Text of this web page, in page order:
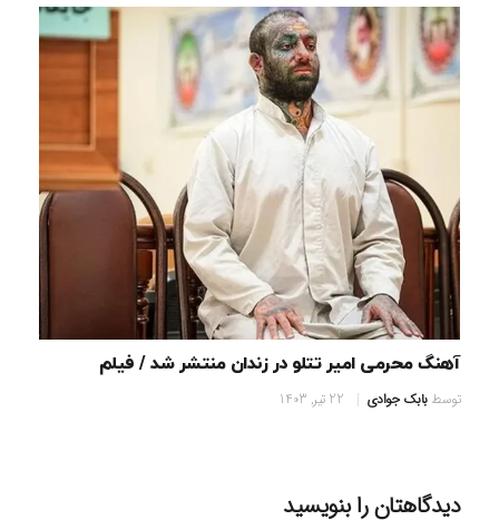
آهنگ محرمی امیر تتلو در زندان منتشر شد / فیلم
توسطبابک جوادی 22 تیر, 1403
دیدگاهتان را بنویسید